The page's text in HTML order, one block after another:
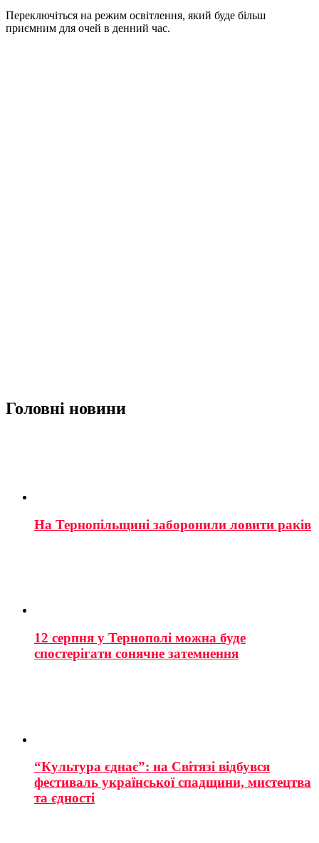
Переключіться на режим освітлення, який буде більш
приємним для очей в денний час.
Головні новини
На Тернопільщині заборонили ловити раків
12 серпня у Тернополі можна буде
спостерігати сонячне затемнення
“Культура єднає”: на Світязі відбувся
фестиваль української спадщини, мистецтва
та єдності